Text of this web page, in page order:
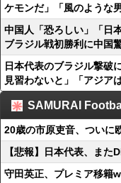
ケモンだ」「風のような
中国人「恐ろしい」「日
ブラジル戦初勝利に中国
日本代表のブラジル撃破
見習わないと」「アジア
SAMURAI
20歳の市原吏音、ついに
【悲報】日本代表、また
守田英正、プレミア移籍